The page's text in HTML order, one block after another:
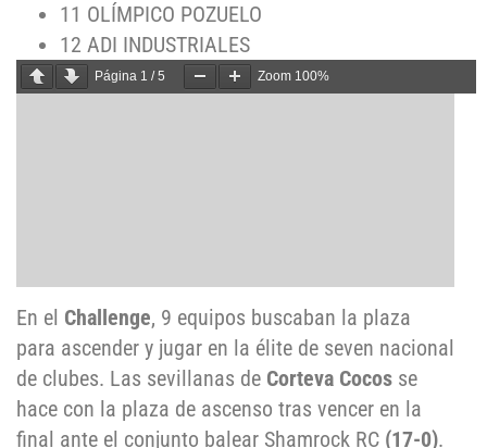
11 OLÍMPICO POZUELO
12 ADI INDUSTRIALES
Página 1 /5 Zoom 100%
En el Challenge, 9 equipos buscaban la plaza
para ascender y jugar en la élite de seven nacional
de clubes. Las sevillanas de Corteva Cocos se
hace con la plaza de ascenso tras vencer en la
final ante el conjunto balear Shamrock RC (17-0).